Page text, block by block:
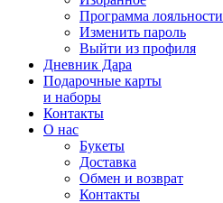
Программа лояльности
Изменить пароль
Выйти из профиля
Дневник Дара
Подарочные карты
и наборы
Контакты
О нас
Букеты
Доставка
Обмен и возврат
Контакты